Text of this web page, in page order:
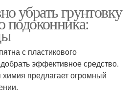
убрать грунтовку
подоконника:
с пластикового
эффективное средство.
предлагает огромный